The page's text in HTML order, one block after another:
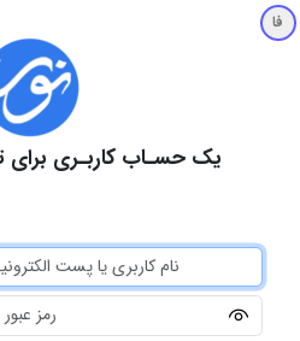
فا
یک حسـاب کاربـری برای